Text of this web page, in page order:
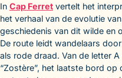
In Cap Ferret vertelt het
het verhaal van de evolutie
geschiedenis van dit wilde en
De route leidt wandelaars
als rode draad. Van de letter
“Zostère”, het laatste bord